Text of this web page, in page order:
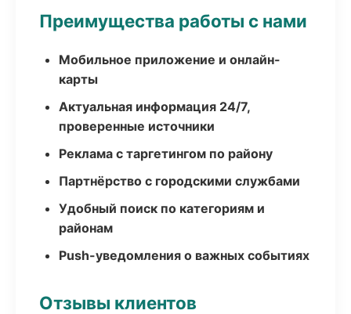
Преимущества работы с нами
Мобильное приложение и онлайн-
карты
Актуальная информация 24/7,
проверенные источники
Реклама с таргетингом по району
Партнёрство с городскими службами
Удобный поиск по категориям и
районам
Push-уведомления о важных событиях
Отзывы клиентов